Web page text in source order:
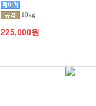
-
10kg
225,000원